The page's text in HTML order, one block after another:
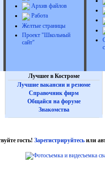
Архив файлов
Работа
Желтые страницы
Проект "Школьный
сайт"
Лучшее в Костроме
Лучшие вакансии и резюме
Справочник фирм
Общайся на форуме
Знакомства
гость! Зарегистрируйтесьили